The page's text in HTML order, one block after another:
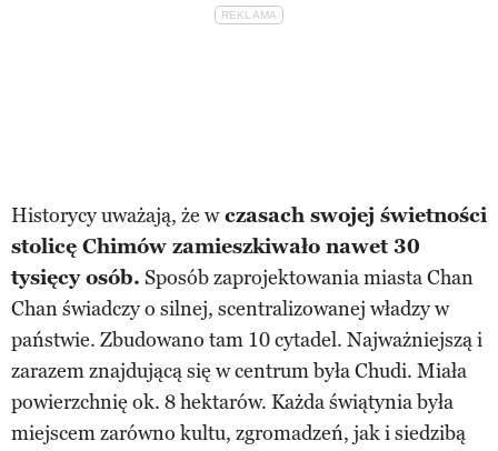
Historycy uważają, że wczasach swojej świetności
stolicę Chimów zamieszkiwało nawet 30
tysięcy osób. Sposób zaprojektowania miasta Chan
Chan świadczy o silnej, scentralizowanej władzy w
państwie. Zbudowano tam 10 cytadel. Najważniejszą i
zarazem znajdującą się w centrum była Chudi. Miała
powierzchnię ok. 8 hektarów. Każda świątynia była
miejscem zarówno kultu, zgromadzeń, jak i siedzibą